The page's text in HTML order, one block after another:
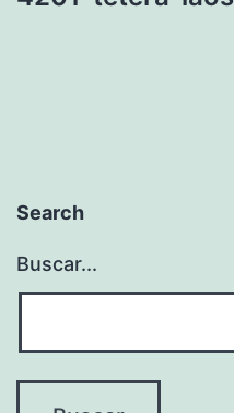
Search
Buscar...